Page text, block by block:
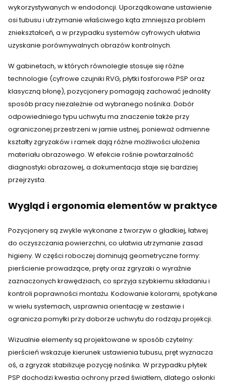
wykorzystywanych w endodoncji. Uporządkowane ustawienie
osi tubusu i utrzymanie właściwego kąta zmniejsza problem
zniekształceń, a w przypadku systemów cyfrowych ułatwia
uzyskanie porównywalnych obrazów kontrolnych.
W gabinetach, w których równolegle stosuje się różne
technologie (cyfrowe czujniki RVG, płytki fosforowe PSP oraz
klasyczną błonę), pozycjonery pomagają zachować jednolity
sposób pracy niezależnie od wybranego nośnika. Dobór
odpowiedniego typu uchwytu ma znaczenie także przy
ograniczonej przestrzeni w jamie ustnej, ponieważ odmienne
kształty zgryzaków i ramek dają różne możliwości ułożenia
materiału obrazowego. W efekcie rośnie powtarzalność
diagnostyki obrazowej, a dokumentacja staje się bardziej
przejrzysta.
Wygląd i ergonomia elementów w praktyce
Pozycjonery są zwykle wykonane z tworzyw o gładkiej, łatwej
do oczyszczania powierzchni, co ułatwia utrzymanie zasad
higieny. W części roboczej dominują geometryczne formy:
pierścienie prowadzące, pręty oraz zgryzaki o wyraźnie
zaznaczonych krawędziach, co sprzyja szybkiemu składaniu i
kontroli poprawności montażu. Kodowanie kolorami, spotykane
w wielu systemach, usprawnia orientację w zestawie i
ogranicza pomyłki przy doborze uchwytu do rodzaju projekcji.
Wizualnie elementy są projektowane w sposób czytelny:
pierścień wskazuje kierunek ustawienia tubusu, pręt wyznacza
oś, a zgryzak stabilizuje pozycję nośnika. W przypadku płytek
PSP dochodzi kwestia ochrony przed światłem, dlatego osłonki